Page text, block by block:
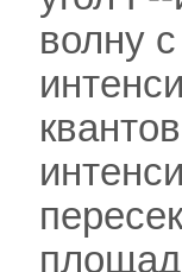
волну